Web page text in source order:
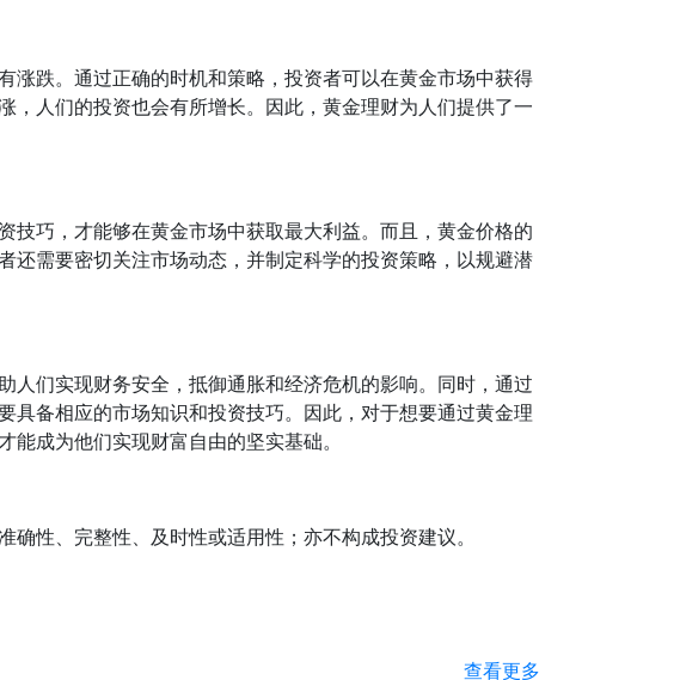
涨跌。通过正确的时机和策略，投资者可以在黄金市场中获得
人们的投资也会有所增长。因此，黄金理财为人们提供了一
巧，才能够在黄金市场中获取最大利益。而且，黄金价格的
还需要密切关注市场动态，并制定科学的投资策略，以规避潜
们实现财务安全，抵御通胀和经济危机的影响。同时，通过
具备相应的市场知识和投资技巧。因此，对于想要通过黄金理
成为他们实现财富自由的坚实基础。
性、完整性、及时性或适用性；亦不构成投资建议。
查看更多